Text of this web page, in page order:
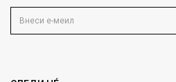
Блог
Gift Card
Како да купите